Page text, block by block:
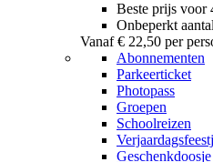
Beste prijs voor
Onbeperkt
Vanaf € 22,50 per
Abonnementen
Parkeerticket
Photopass
Groepen
Schoolreizen
Geschenkdoosje